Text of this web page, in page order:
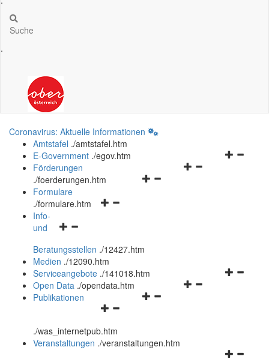
Suche
.
Coronavirus: Aktuelle Informationen
Amtstafel ./amtstafel.htm
Navigationsmenü
E-Government ./egov.htm
Navigationsmenü
Förderungen
./foerderungen.htm
Navigationsmenü
Formulare
./formulare.htm
Navigationsmenü
und
schließen
Info-
und
Beratungsstellen ./12427.htm
Medien ./12090.htm
Navigationsmenü
Serviceangebote ./141018.htm
Navigationsmenü
Open Data ./opendata.htm
Navigationsmenü
und
schließen
Publikationen
./was_internetpub.htm
Veranstaltungen ./veranstaltungen.htm